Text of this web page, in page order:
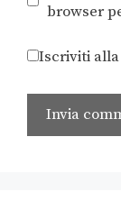
browser
Iscriviti